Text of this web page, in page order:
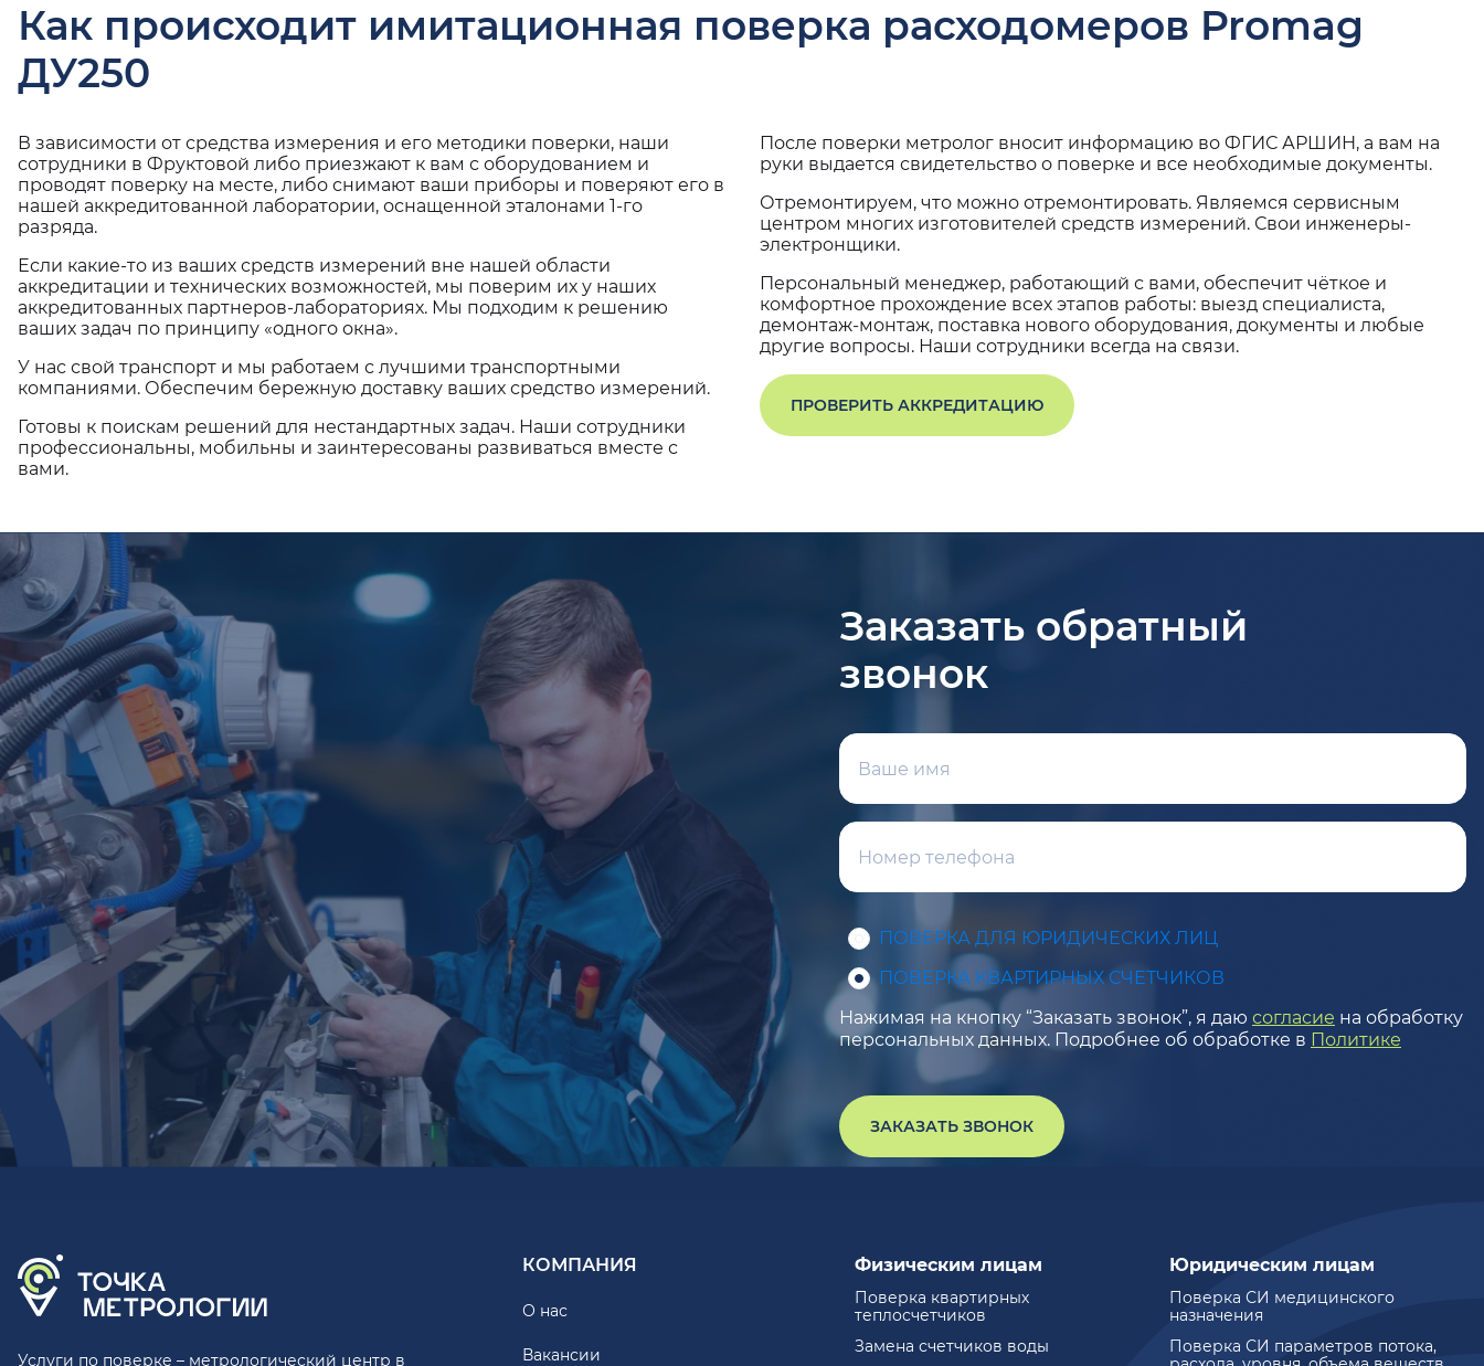
Как происходит имитационная поверка расходомеров Promag
ДУ250
В зависимости от средства измерения и его методики поверки, наши
сотрудники в Фруктовой либо приезжают к вам с оборудованием и
проводят поверку на месте, либо снимают ваши приборы и поверяют его в
нашей аккредитованной лаборатории, оснащенной эталонами 1-го
разряда.
Если какие-то из ваших средств измерений вне нашей области
аккредитации и технических возможностей, мы поверим их у наших
аккредитованных партнеров-лабораториях. Мы подходим к решению
ваших задач по принципу «одного окна».
У нас свой транспорт и мы работаем с лучшими транспортными
компаниями. Обеспечим бережную доставку ваших средство измерений.
Готовы к поискам решений для нестандартных задач. Наши сотрудники
профессиональны, мобильны и заинтересованы развиваться вместе с
вами.
После поверки метролог вносит информацию во ФГИС АРШИН, а вам на
руки выдается свидетельство о поверке и все необходимые документы.
Отремонтируем, что можно отремонтировать. Являемся сервисным
центром многих изготовителей средств измерений. Свои инженеры-
электронщики.
Персональный менеджер, работающий с вами, обеспечит чёткое и
комфортное прохождение всех этапов работы: выезд специалиста,
демонтаж-монтаж, поставка нового оборудования, документы и любые
другие вопросы. Наши сотрудники всегда на связи.
ПРОВЕРИТЬ АККРЕДИТАЦИЮ
Заказать обратный
звонок
ПОВЕРКА ДЛЯ ЮРИДИЧЕСКИХ ЛИЦ
ПОВЕРКА КВАРТИРНЫХ СЧЕТЧИКОВ
Нажимая на кнопку “Заказать звонок”, я даю согласие на обработку
персональных данных. Подробнее об обработке в Политике
ЗАКАЗАТЬ ЗВОНОК
Услуги по поверке – метрологический центр в
КОМПАНИЯ
О нас
Вакансии
Физическим лицам
Поверка квартирных
теплосчетчиков
Замена счетчиков воды
Юридическим лицам
Поверка СИ медицинского
назначения
Поверка СИ параметров потока,